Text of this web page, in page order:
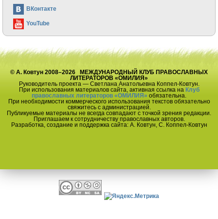
ВКонтакте
YouTube
© А. Ковтун 2008–2026 МЕЖДУНАРОДНЫЙ КЛУБ ПРАВОСЛАВНЫХ
ЛИТЕРАТОРОВ «ОМИЛИЯ»
Руководитель проекта — Светлана Анатольевна Коппел-Ковтун.
При использования материалов сайта, активная ссылка на Клуб
православных литераторов «ОМИЛИЯ» обязательна.
При необходимости коммерческого использования текстов обязательно
свяжитесь с администрацией.
Публикуемые материалы не всегда совпадают с точкой зрения редакции.
Приглашаем к сотрудничеству православных авторов.
Разработка, создание и поддержка сайта: А. Ковтун, С. Коппел-Ковтун